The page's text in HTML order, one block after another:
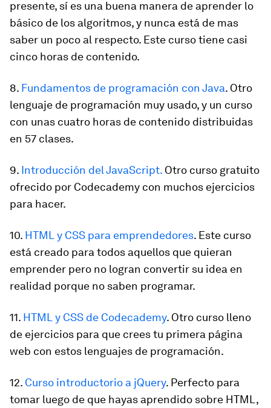
presente, sí es una buena manera de aprender lo
básico de los algoritmos, y nunca está de mas
saber un poco al respecto. Este curso tiene casi
cinco horas de contenido.
8. Fundamentos de programación con Java. Otro
lenguaje de programación muy usado, y un curso
con unas cuatro horas de contenido distribuidas
en 57 clases.
9. Introducción del JavaScript. Otro curso gratuito
ofrecido por Codecademy con muchos ejercicios
para hacer.
10. HTML y CSS para emprendedores. Este curso
está creado para todos aquellos que quieran
emprender pero no logran convertir su idea en
realidad porque no saben programar.
11. HTML y CSS de Codecademy. Otro curso lleno
de ejercicios para que crees tu primera página
web con estos lenguajes de programación.
12. Curso introductorio a jQuery. Perfecto para
tomar luego de que hayas aprendido sobre HTML,